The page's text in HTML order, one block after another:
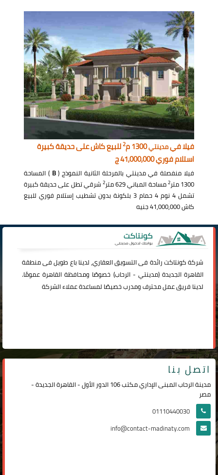
فيلا فيمدينتي1300 م 2للبيع كاش على حديقة كبيرة
استلام فوري 41,000,000 ج
فيلا منفصلة في مدينتي بالمرحلة الثانية النموذج (B ) المساحة
1300 متر
2مساحة المباني 629 متر 2 شرقي تطل على حديقة كبيرة
تشمل 4 نوم 4 حمام 3 بلكونة بدون تشطيب إستلام فوري للبيع
كاش 41,000,000 جنيه
شركةكونتاكترائدة فى التسويق العقاري، لدينا باع طويل فى منطقة
القاهرة الجديدة (مدينتي -الرحاب) خصوصًا ومحافظة القاهرة عمومًا.
لدينا فريق عمل محترف ومدرب خصيصًا لمساعدة عملاء الشركة
اتصل بنا
مدينة الرحاب المبنى الإداري مكتب 106 الدور الأول - القاهرة الجديدة -
مصر
01110440030
info@contact-madinaty.com